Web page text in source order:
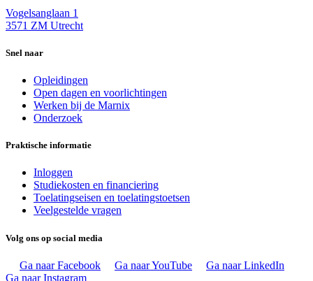
Vogelsanglaan 1
3571 ZM Utrecht
Snel naar
Opleidingen
Open dagen en voorlichtingen
Werken bij de Marnix
Onderzoek
Praktische informatie
Inloggen
Studiekosten en financiering
Toelatingseisen en toelatingstoetsen
Veelgestelde vragen
Volg ons op social media
Ga naar Facebook Ga naar YouTube
Ga naar LinkedIn
Ga naar Instagram